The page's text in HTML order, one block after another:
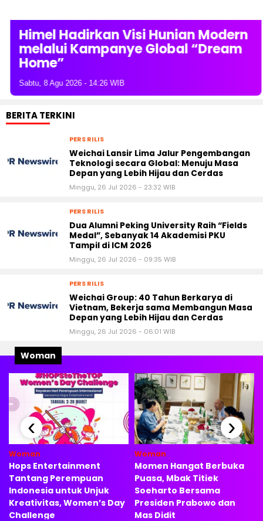
Himel Hadirkan Visi Hunian Modern
melalui Kampanye Global “Dream
Home”
Sabtu, 8 Agu 2026 - 14:26 WIB
BERITA TERKINI
PERS RILIS
Weichai Lansir Lima Jalur Pengembangan
Teknologi secara Global: Menuju Masa
Depan yang Lebih Hijau dan Cerdas
Minggu, 26 Jul 2026 - 23:32 WIB
PERS RILIS
Dua Alumni Peking University Raih “Fields
Medal”, Sebanyak 14 Akademisi PKU
Tampil di ICM 2026
Minggu, 26 Jul 2026 - 09:35 WIB
PERS RILIS
Weichai Group: 40 Tahun Berkarya di
Vietnam, Bekerja sama Membangun Masa
Depan yang Lebih Hijau dan Cerdas
Minggu, 26 Jul 2026 - 06:01 WIB
Woman
Woman
Hops Entertainment
Tantang Perempuan
Indonesia untuk Unjuk
Kreativitas, Women’s Day
Challenge
Woman
Momen Hangat Berbuka
Puasa, Mbak Titiek
Soeharto Bersama
Presiden Prabowo dan
Mas Didit
‹ ›